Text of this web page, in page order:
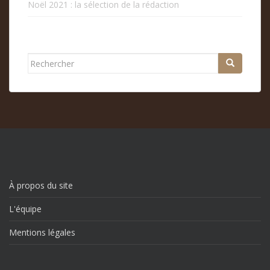
Noël 2021 : la sélection de la rédaction
Rechercher...
À propos du site
L'équipe
Mentions légales